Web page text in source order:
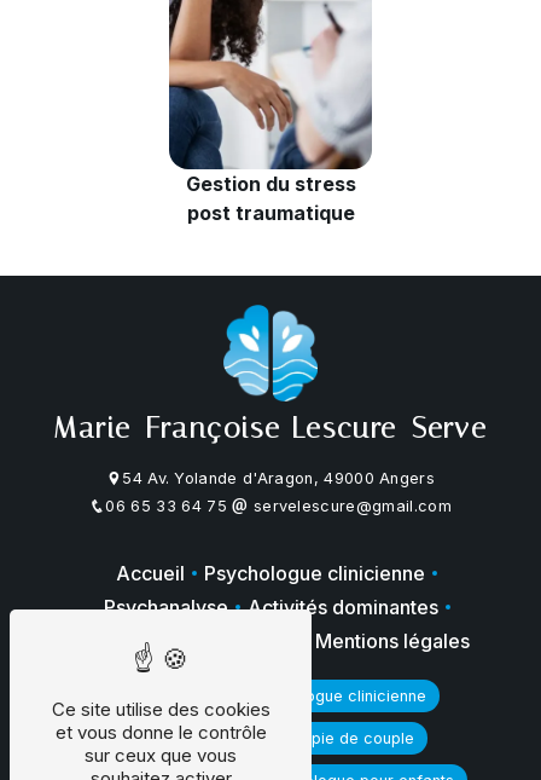
Gestion du stress
post traumatique
Marie-Françoise Lescure-Serve
54 Av. Yolande d'Aragon, 49000 Angers
06 65 33 64 75
servelescure@gmail.com
Accueil
Psychologue clinicienne
Psychanalyse
Activités dominantes
Galerie photos
Mentions légales
Psychologue clinicienne
Psychanalyse Thérapie de couple
Ce site utilise des cookies
et vous donne le contrôle
sur ceux que vous